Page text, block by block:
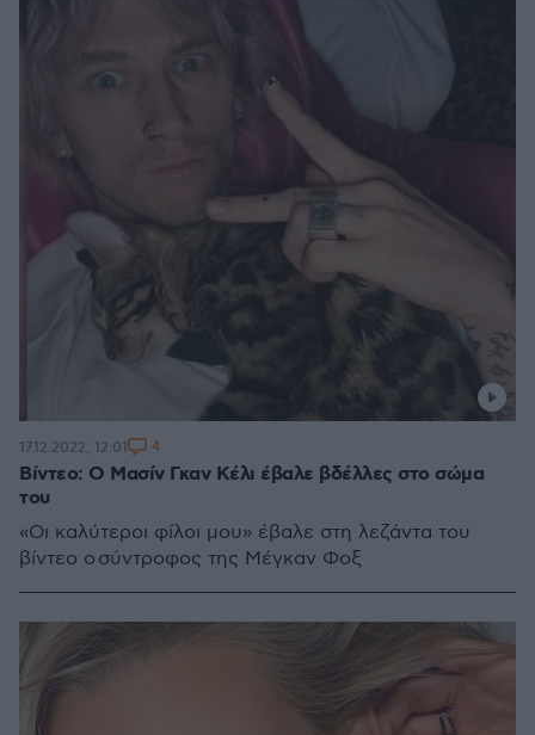
Βίντεο: O Μασίν Γκαν Κέλι έβαλε βδέλλες στο σώμα
του
«Οι καλύτεροι φίλοι μου» έβαλε στη λεζάντα του
βίντεο ο σύντροφος της Μέγκαν Φοξ
17.12.2022, 12:01 4